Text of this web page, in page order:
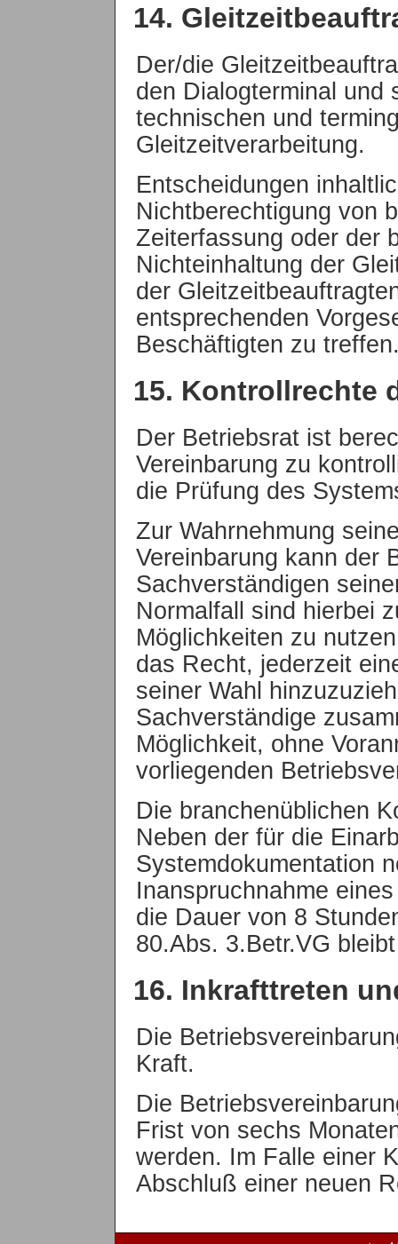
14.
Der/die
den Dialogterminal und
technischen und
Gleitzeitverarbeitung.
Entscheidungen
Nichtberechtigung von
Zeiterfassung oder der
Nichteinhaltung der
der
entsprechenden
Beschäftigten zu
15. Kontrollrechte
Der Betriebsrat ist
Vereinbarung zu
die Prüfung des
Zur Wahrnehmung
Vereinbarung kann der
Sachverständigen
Normalfall sind hierbei
Möglichkeiten zu
das Recht, jederzeit
seiner Wahl
Sachverständige
Möglichkeit, ohne
vorliegenden
Die branchenüblichen
Neben der für die
Systemdokumentation
Inanspruchnahme
die Dauer von 8
80.Abs. 3.Betr.VG
16. Inkrafttreten
Die
Kraft.
Die
Frist von sechs
werden. Im Falle einer
Abschluß einer neuen